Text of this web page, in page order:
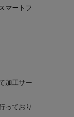
マートフ
加工サー
っており